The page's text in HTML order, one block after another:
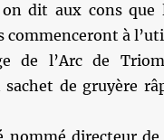
dit aux cons que
commenceront à
de l’Arc de
sachet de gruyère
nommé directeur